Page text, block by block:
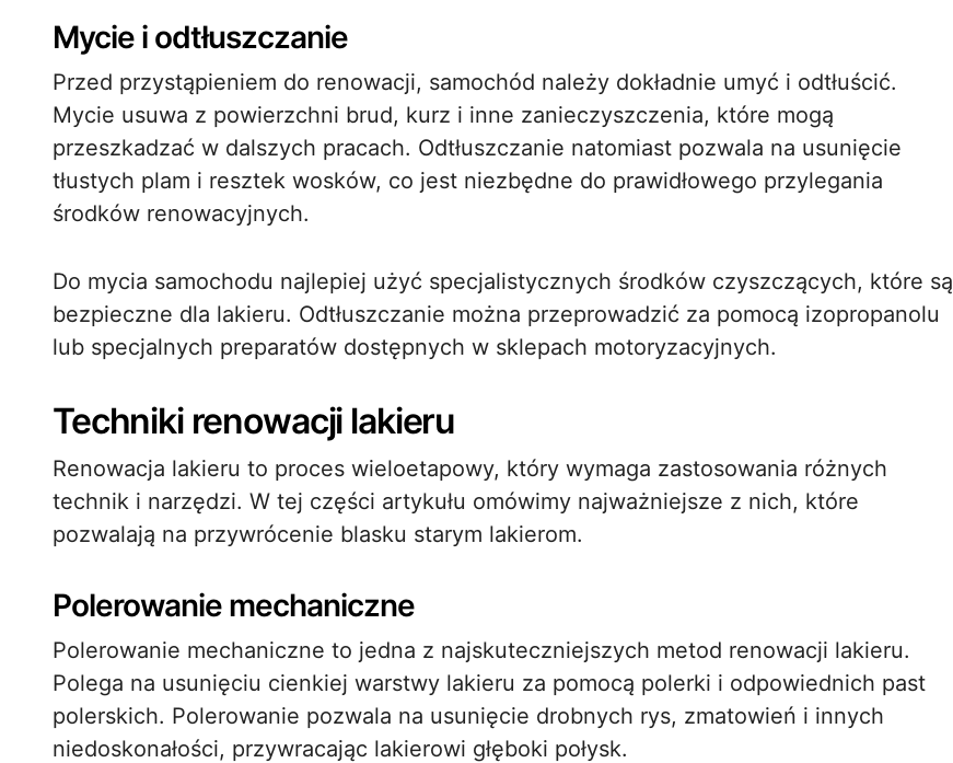
Mycie i odtłuszczanie
Przed przystąpieniem do renowacji, samochód należy dokładnie umyć i odtłuścić.
Mycie usuwa z powierzchni brud, kurz i inne zanieczyszczenia, które mogą
przeszkadzać w dalszych pracach. Odtłuszczanie natomiast pozwala na usunięcie
tłustych plam i resztek wosków, co jest niezbędne do prawidłowego przylegania
środków renowacyjnych.
Do mycia samochodu najlepiej użyć specjalistycznych środków czyszczących, które są
bezpieczne dla lakieru. Odtłuszczanie można przeprowadzić za pomocą izopropanolu
lub specjalnych preparatów dostępnych w sklepach motoryzacyjnych.
Techniki renowacji lakieru
Renowacja lakieru to proces wieloetapowy, który wymaga zastosowania różnych
technik i narzędzi. W tej części artykułu omówimy najważniejsze z nich, które
pozwalają na przywrócenie blasku starym lakierom.
Polerowanie mechaniczne
Polerowanie mechaniczne to jedna z najskuteczniejszych metod renowacji lakieru.
Polega na usunięciu cienkiej warstwy lakieru za pomocą polerki i odpowiednich past
polerskich. Polerowanie pozwala na usunięcie drobnych rys, zmatowień i innych
niedoskonałości, przywracając lakierowi głęboki połysk.